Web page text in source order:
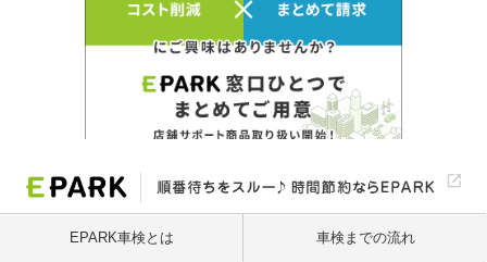
EPARK車検とは 車検までの流れ